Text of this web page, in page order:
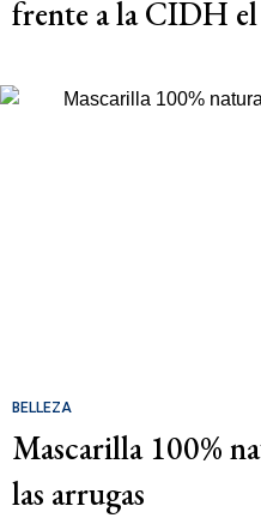
frente a la CIDH el
BELLEZA
Mascarilla 100%
las arrugas